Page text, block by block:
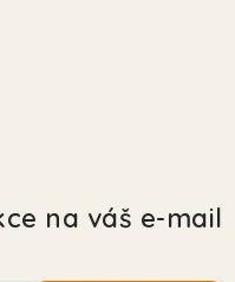
na váš e-mail